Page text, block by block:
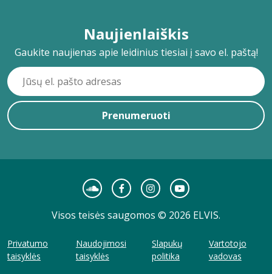
Naujienlaiškis
Gaukite naujienas apie leidinius tiesiai į savo el. paštą!
Prenumeruoti
Visos teisės saugomos © 2026 ELVIS.
Privatumo
taisyklės
Naudojimosi
taisyklės
Slapukų
politika
Vartotojo
vadovas